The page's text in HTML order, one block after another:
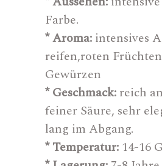
Farbe.
* Aroma: intensives
reifen,roten
Gewürzen
* Geschmack: reich
feiner Säure, sehr
lang im Abgang.
* Temperatur: 14-16